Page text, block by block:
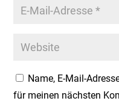
Name, E-Mail-
für meinen nächsten